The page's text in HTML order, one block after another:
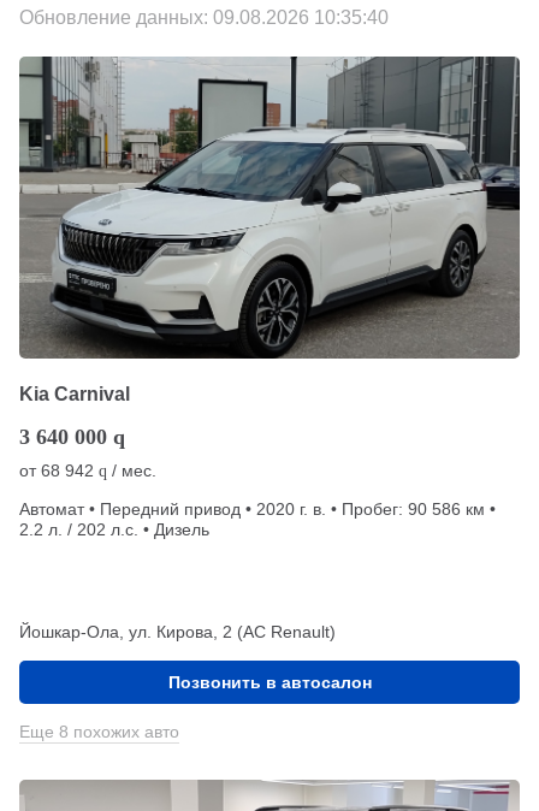
Обновление данных: 09.08.2026 10:35:40
Kia Carnival
3 640 000 q
от68 942 q / мес.
Автомат • Передний привод • 2020 г. в. • Пробег: 90 586 км •
2.2 л. / 202 л.с. • Дизель
Йошкар-Ола, ул. Кирова, 2 (АС Renault)
Позвонить в автосалон
Еще 8 похожих авто